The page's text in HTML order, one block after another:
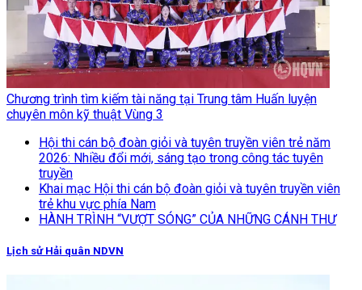
Chương trình tìm kiếm tài năng tại Trung tâm Huấn luyện
chuyên môn kỹ thuật Vùng 3
Hội thi cán bộ đoàn giỏi và tuyên truyền viên trẻ năm
2026: Nhiều đổi mới, sáng tạo trong công tác tuyên
truyền
Khai mạc Hội thi cán bộ đoàn giỏi và tuyên truyền viên
trẻ khu vực phía Nam
HÀNH TRÌNH “VƯỢT SÓNG” CỦA NHỮNG CÁNH THƯ
Lịch sử Hải quân NDVN